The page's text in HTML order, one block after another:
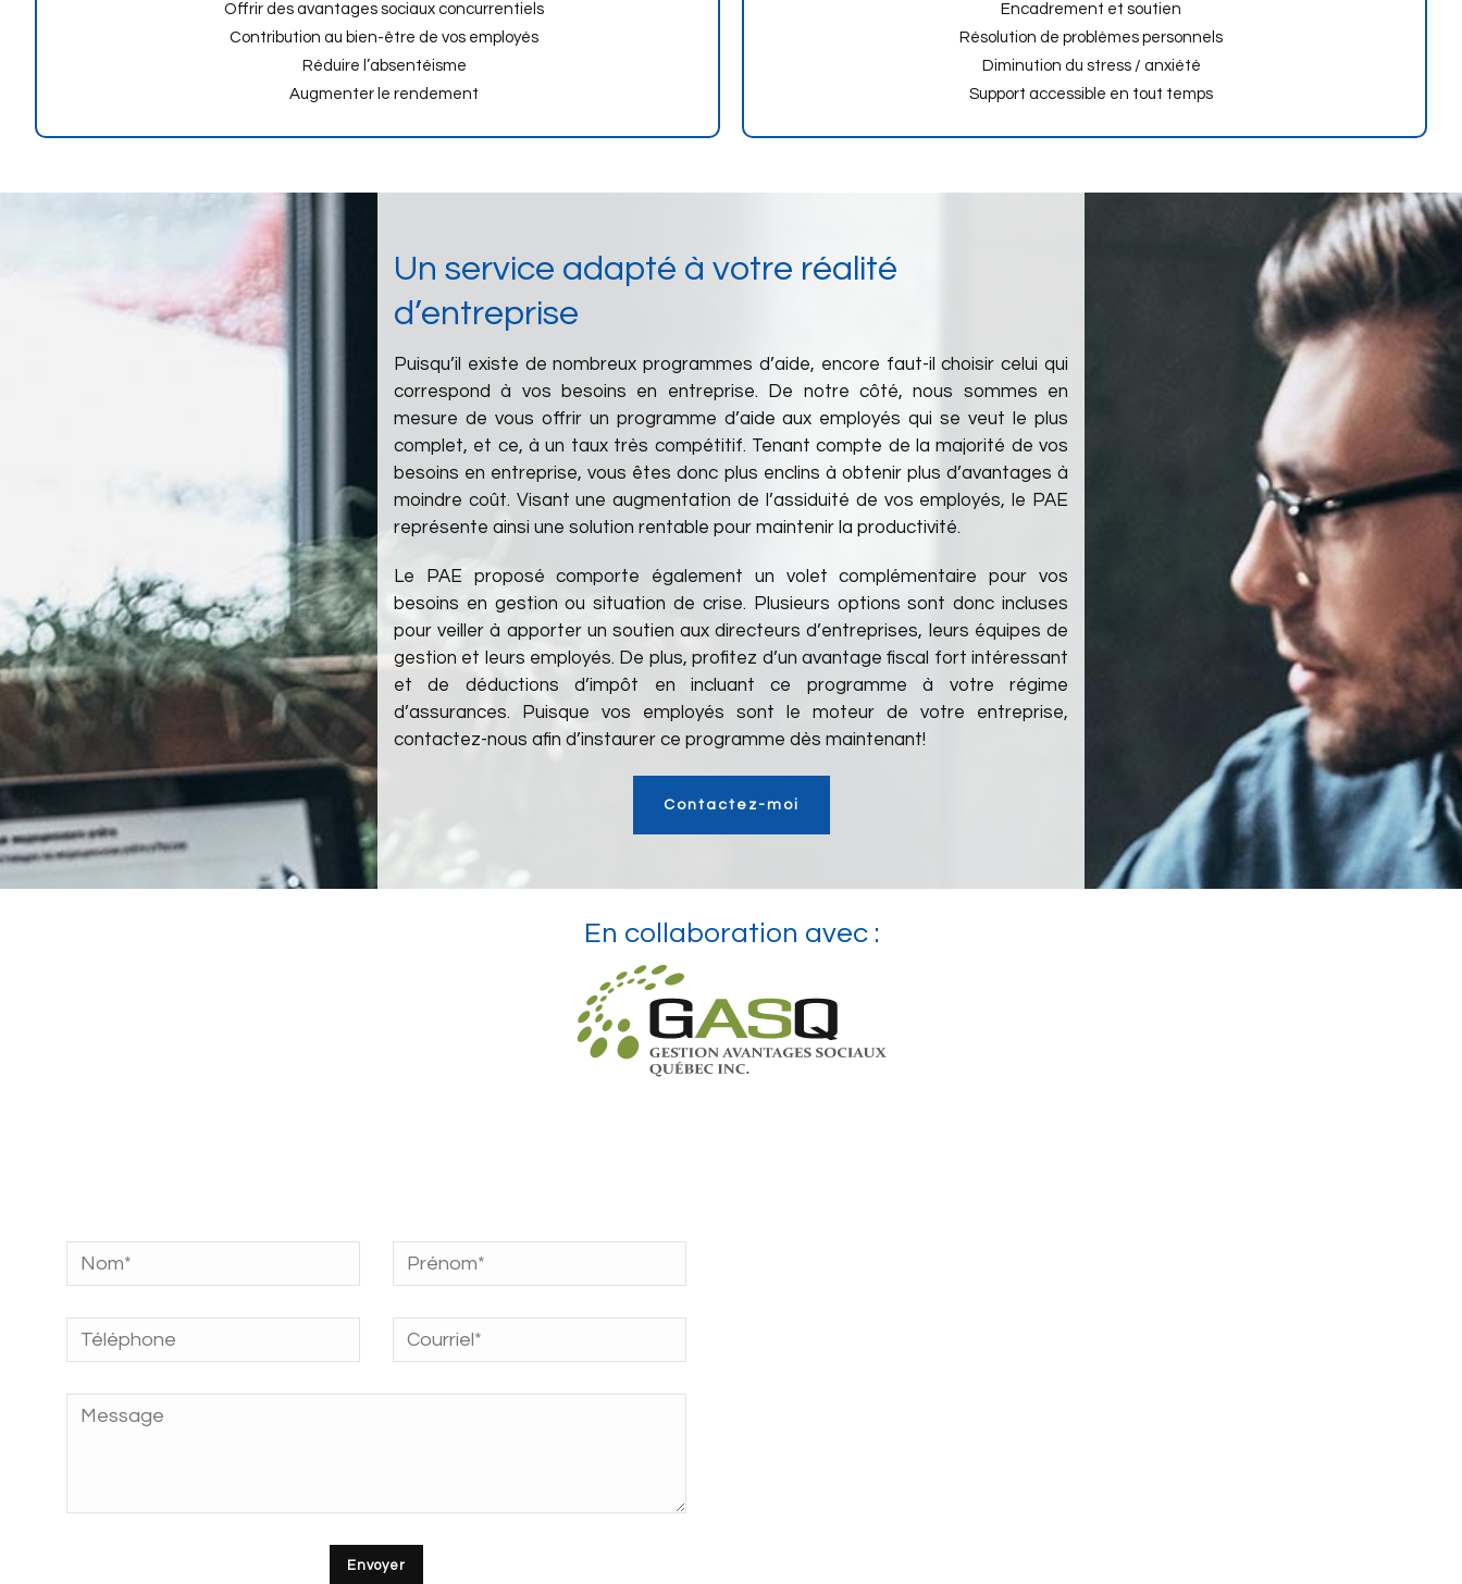
Offrir des avantages sociaux concurrentiels
Contribution au bien-être de vos employés
Réduire l’absentéisme
Augmenter le rendement
Encadrement et soutien
Résolution de problèmes personnels
Diminution du stress / anxiété
Support accessible en tout temps
Un service adapté à votre réalité
d’entreprise
Puisqu’il existe de nombreux programmes d’aide, encore faut-il choisir celui qui
correspond à vos besoins en entreprise. De notre côté, nous sommes en
mesure de vous offrir un programme d’aide aux employés qui se veut le plus
complet, et ce, à un taux très compétitif. Tenant compte de la majorité de vos
besoins en entreprise, vous êtes donc plus enclins à obtenir plus d’avantages à
moindre coût. Visant une augmentation de l’assiduité de vos employés, le PAE
représente ainsi une solution rentable pour maintenir la productivité.
Le PAE proposé comporte également un volet complémentaire pour vos
besoins en gestion ou situation de crise. Plusieurs options sont donc incluses
pour veiller à apporter un soutien aux directeurs d’entreprises, leurs équipes de
gestion et leurs employés. De plus, profitez d’un avantage fiscal fort intéressant
et de déductions d’impôt en incluant ce programme à votre régime
d’assurances. Puisque vos employés sont le moteur de votre entreprise,
contactez-nous afin d’instaurer ce programme dès maintenant!
Contactez-moi
En collaboration avec :